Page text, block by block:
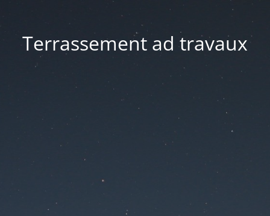
Terrassement ad travaux